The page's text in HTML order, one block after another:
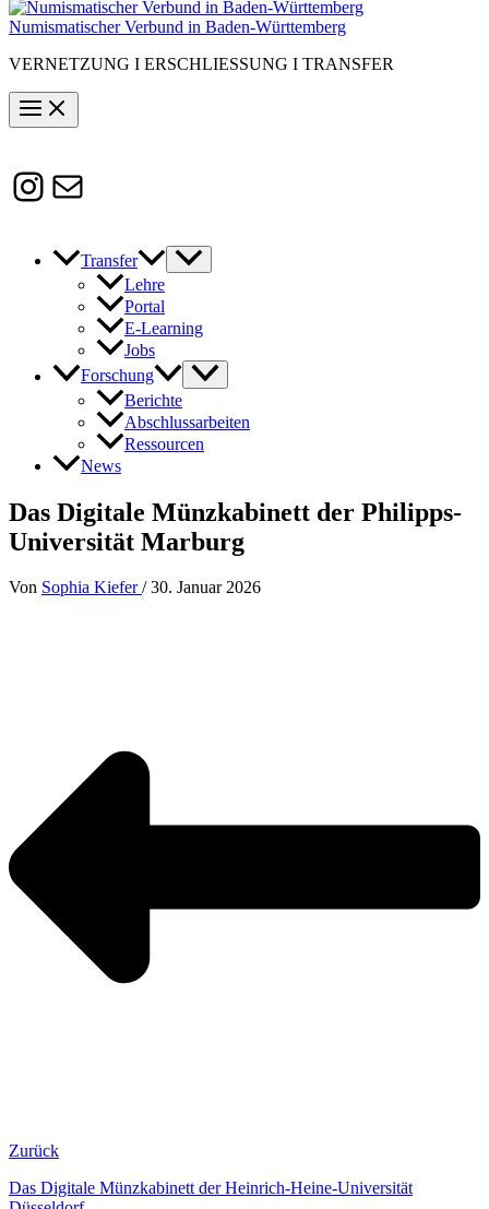
Numismatischer Verbund in Baden-Württemberg
VERNETZUNG I ERSCHLIESSUNG I TRANSFER
Instagram
Susanne.Boerner@zaw.uni-
heidelberg.de
Transfer
Lehre
Portal
E-Learning
Jobs
Forschung
Berichte
Abschlussarbeiten
Ressourcen
News
Das Digitale Münzkabinett der Philipps-
Universität Marburg
Von Sophia Kiefer/30. Januar 2026
Zurück
Das Digitale Münzkabinett der Heinrich-Heine-Universität